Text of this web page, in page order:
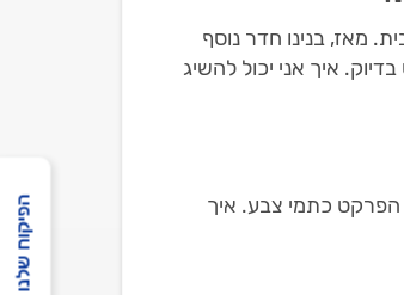
מאז, בנינו חדר נוסף
איך אני יכול להשיג
הפרקט כתמי צבע. איך
הפיקוח שלנו